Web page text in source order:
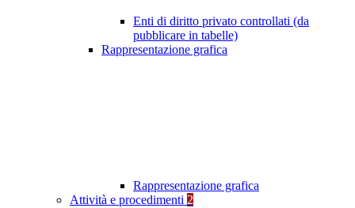
Enti di diritto privato controllati (da
pubblicare in tabelle)
Rappresentazione grafica
Rappresentazione grafica
Attività e procedimenti 2